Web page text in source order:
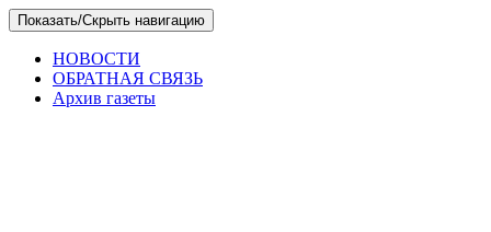
Skip
to
content
Показать/Скрыть навигацию
НОВОСТИ
ОБРАТНАЯ СВЯЗЬ
Архив газеты